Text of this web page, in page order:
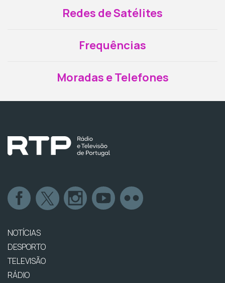
Redes de Satélites
Frequências
Moradas e Telefones
NOTÍCIAS
DESPORTO
TELEVISÃO
RÁDIO